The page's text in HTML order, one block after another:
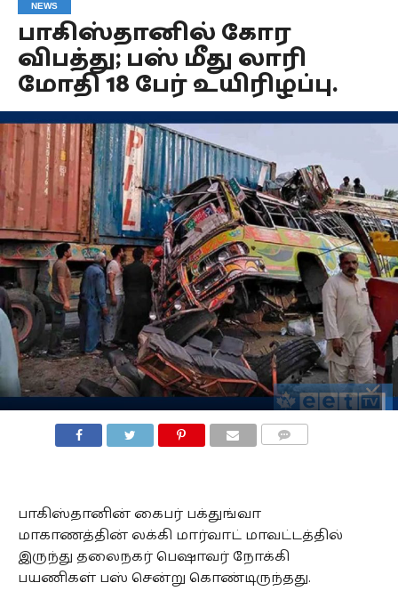
NEWS
பாகிஸ்தானில் கோர
விபத்து; பஸ் மீது லாரி
மோதி 18 பேர் உயிரிழப்பு.
பாகிஸ்தானின் கைபர் பக்துங்வா
மாகாணத்தின் லக்கி மார்வாட் மாவட்டத்தில்
இருந்து தலைநகர் பெஷாவர் நோக்கி
பயணிகள் பஸ் சென்று கொண்டிருந்தது.